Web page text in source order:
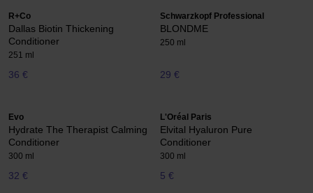
R+Co
Dallas Biotin Thickening
Conditioner
251 ml
36 €
Schwarzkopf Professional
BLONDME
250 ml
29 €
Evo
Hydrate The Therapist Calming
Conditioner
300 ml
32 €
L'Oréal Paris
Elvital Hyaluron Pure
Conditioner
300 ml
5 €